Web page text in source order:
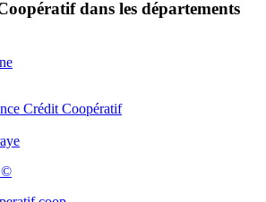
dans les départements
Crédit Coopératif
©